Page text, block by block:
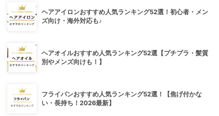
ヘアアイロンおすすめ人気ランキング52選！初心者・メン
ズ向け・海外対応も♪
ヘアオイルおすすめ人気ランキング52選【プチプラ・髪質
別やメンズ向けも！】
フライパンおすすめ人気ランキング52選！【焦げ付かな
い・長持ち！2026最新】